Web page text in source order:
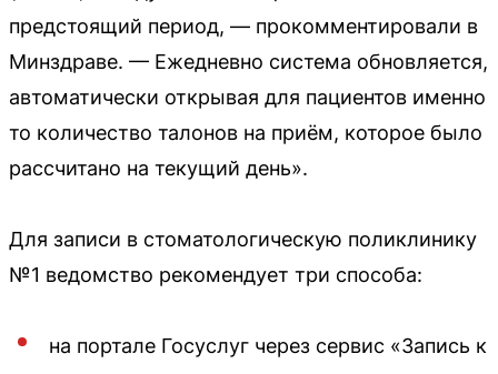
предстоящий период, — прокомментировали в
Минздраве. — Ежедневно система обновляется,
автоматически открывая для пациентов именно
то количество талонов на приём, которое было
рассчитано на текущий день».
Для записи в стоматологическую поликлинику
№1 ведомство рекомендует три способа:
на портале Госуслуг через сервис «Запись к